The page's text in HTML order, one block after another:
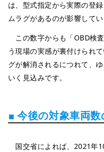
は、型式指定から実際の登
ムラグがあるのが影響してい
この数字からも「OBD検
う現場の実感が裏付けられ
グが解消されるにつれて、
いく見込みです。
■ 今後の対象車両数
国交省によれば、2021年